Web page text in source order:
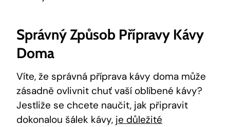
Správný Způsob Přípravy Kávy
Doma
Víte, že ⁢správná příprava⁤ kávy doma⁣ může
⁣zásadně ovlivnit chuť vaší oblíbené⁤ kávy?
Jestliže⁣ se chcete naučit, jak připravit
dokonalou⁤ šálek⁤ kávy, je důležité